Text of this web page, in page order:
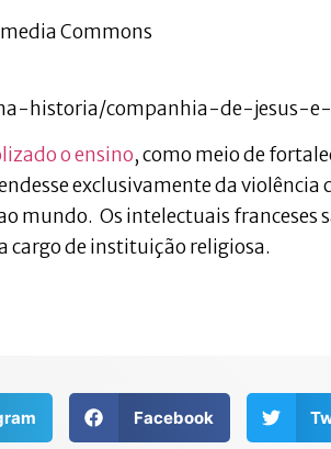
Commons
historia/companhia-de-jesus-
o ensino, como meio de
exclusivamente da violência
mundo. Os intelectuais franceses
cargo de instituição religiosa.
Facebook